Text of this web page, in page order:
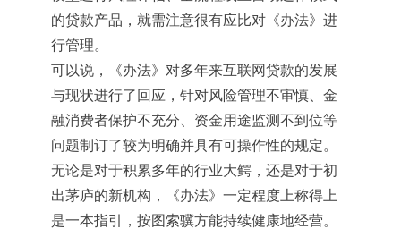
的贷款产品，就需注意很有应比对《办法》进
行管理。
可以说，《办法》对多年来互联网贷款的发展
与现状进行了回应，针对风险管理不审慎、金
融消费者保护不充分、资金用途监测不到位等
问题制订了较为明确并具有可操作性的规定。
无论是对于积累多年的行业大鳄，还是对于初
出茅庐的新机构，《办法》一定程度上称得上
是一本指引，按图索骥方能持续健康地经营。